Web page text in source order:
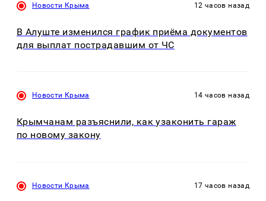
Новости Крыма 12 часов назад
В Алуште изменился график приёма документов
для выплат пострадавшим от ЧС
Новости Крыма 14 часов назад
Крымчанам разъяснили, как узаконить гараж
по новому закону
Новости Крыма 17 часов назад